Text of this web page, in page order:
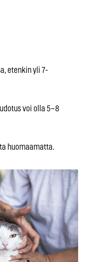
etenkin yli 7-
voi olla 5–8
huomaamatta.